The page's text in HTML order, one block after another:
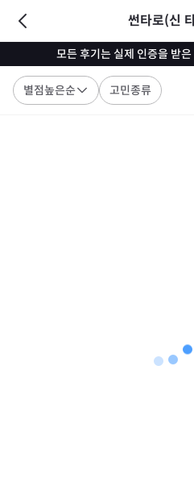
썬타로(신
모든 후기는 실제 인증을 받은
별점높은순 고민종류